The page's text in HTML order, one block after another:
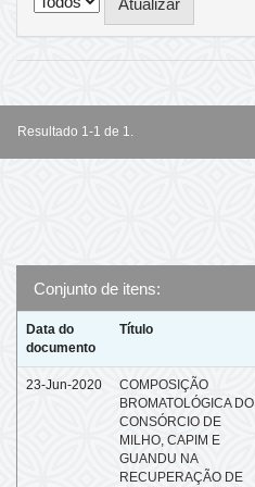
Resultado 1-1 de 1.
Conjunto de itens:
Data do
documento
Título
23-Jun-2020
COMPOSIÇÃO
BROMATOLÓGICA DO
CONSÓRCIO DE
MILHO, CAPIM E
GUANDU NA
RECUPERAÇÃO DE